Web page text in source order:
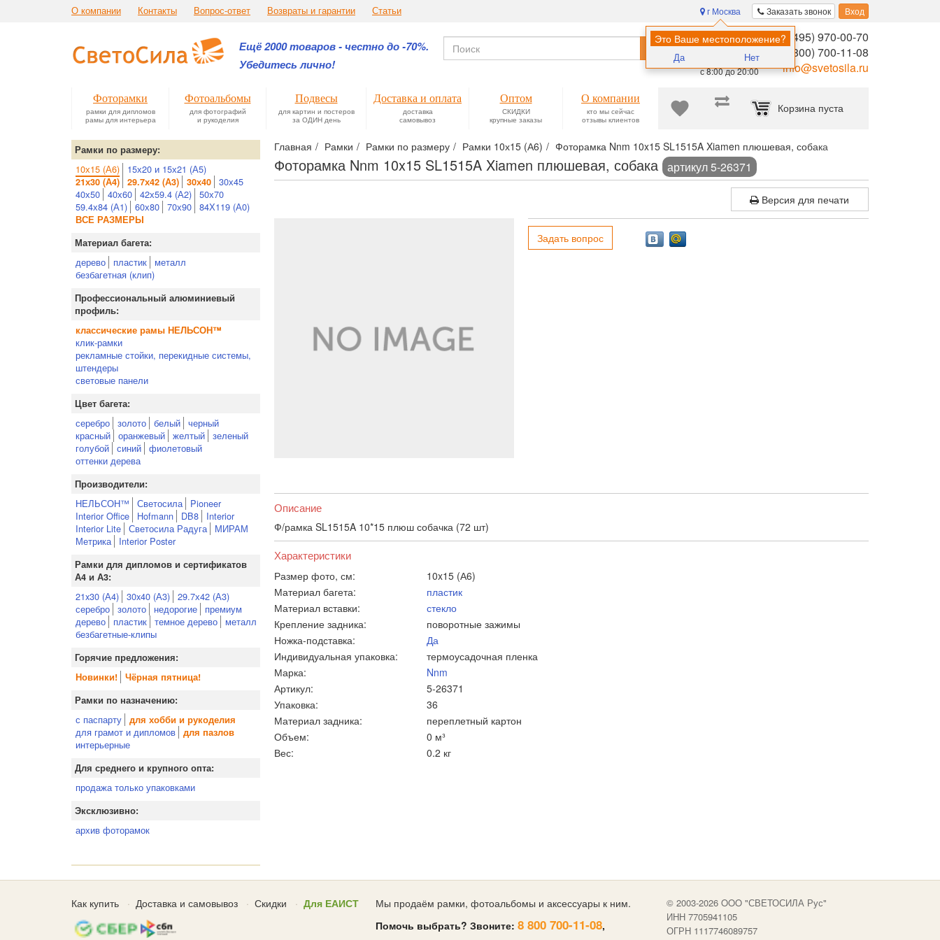
О компании Контакты Вопрос-ответ Возвраты и гарантии Статьи Заказать звонок Вход
г Москва
Это Ваше местоположение?
Да Нет
Ещё 2000 товаров - честно до -70%.
Убедитесь лично!
Помощь в
выборе:
Ежедневно,
с 8:00 до 20:00
8 (495) 970-00-70
8 (800) 700-11-08
info@svetosila.ru
Найти
Корзина пуста
Фоторамки
рамки для дипломов
рамы для интерьера
Фотоальбомы
для фотографий
и рукоделия
Подвесы
для картин и постеров
за ОДИН день
Доставка и оплата
доставка
самовывоз
Оптом
СКИДКИ
крупные заказы
О компании
кто мы сейчас
отзывы клиентов
Главная Рамки Рамки по размеру Рамки 10х15 (А6) Фоторамка Nnm 10x15 SL1515A Xiamen плюшевая, собака
Фоторамка Nnm 10x15 SL1515A Xiamen плюшевая, собака артикул 5-26371
Рамки по размеру:
10х15 (А6) 15х20 и 15х21 (А5)
21х30 (А4) 29.7х42 (А3) 30х40
30х45
40х50 40х60 42х59.4 (А2) 50х70
59.4х84 (А1) 60х80 70х90 84Х119 (А0)
ВСЕ РАЗМЕРЫ
Материал багета:
дерево пластик
металл
безбагетная (клип)
Профессиональный алюминиевый
профиль:
классические рамы НЕЛЬСОН™
клик-рамки
рекламные стойки, перекидные системы,
штендеры
световые панели
Цвет багета:
серебро золото белый черный
красный оранжевый желтый зеленый
голубой синий фиолетовый
оттенки дерева
Производители:
НЕЛЬСОН™ Светосила
Pioneer
Interior Office
Hofmann DB8
Interior
Interior Lite Светосила Радуга
МИРАМ
Метрика
Interior Poster
Рамки для дипломов и сертификатов
А4 и А3:
21x30 (А4) 30x40 (А3) 29.7х42 (А3)
серебро золото недорогие
премиум
дерево
пластик темное дерево
металл
безбагетные-клипы
Горячие предложения:
Новинки!
Чёрная пятница!
Рамки по назначению:
с паспарту для хобби и рукоделия
для грамот и дипломов для пазлов
интерьерные
Для среднего и крупного опта:
продажа только упаковками
Эксклюзивно:
архив фоторамок
Версия для печати
Задать вопрос
Описание
Ф/рамка SL1515A 10*15 плюш собачка (72 шт)
Характеристики
Размер фото, см:
10x15 (А6)
Материал багета:
пластик
Материал вставки:
стекло
Крепление задника:
поворотные зажимы
Ножка-подставка:
Да
Индивидуальная упаковка:
термоусадочная пленка
Марка:
Nnm
Артикул:
5-26371
Упаковка:
36
Материал задника:
переплетный картон
Объем:
0 м³
Вес:
0.2 кг
Как купить Доставка и самовывоз Скидки Для ЕАИСТ
Мы продаём рамки, фотоальбомы и аксессуары к ним.
Помочь выбрать? Звоните: 8 800 700-11-08,
© 2003-2026 OOO "СВЕТОСИЛА Рус"
ИНН 7705941105
ОГРН 1117746089757